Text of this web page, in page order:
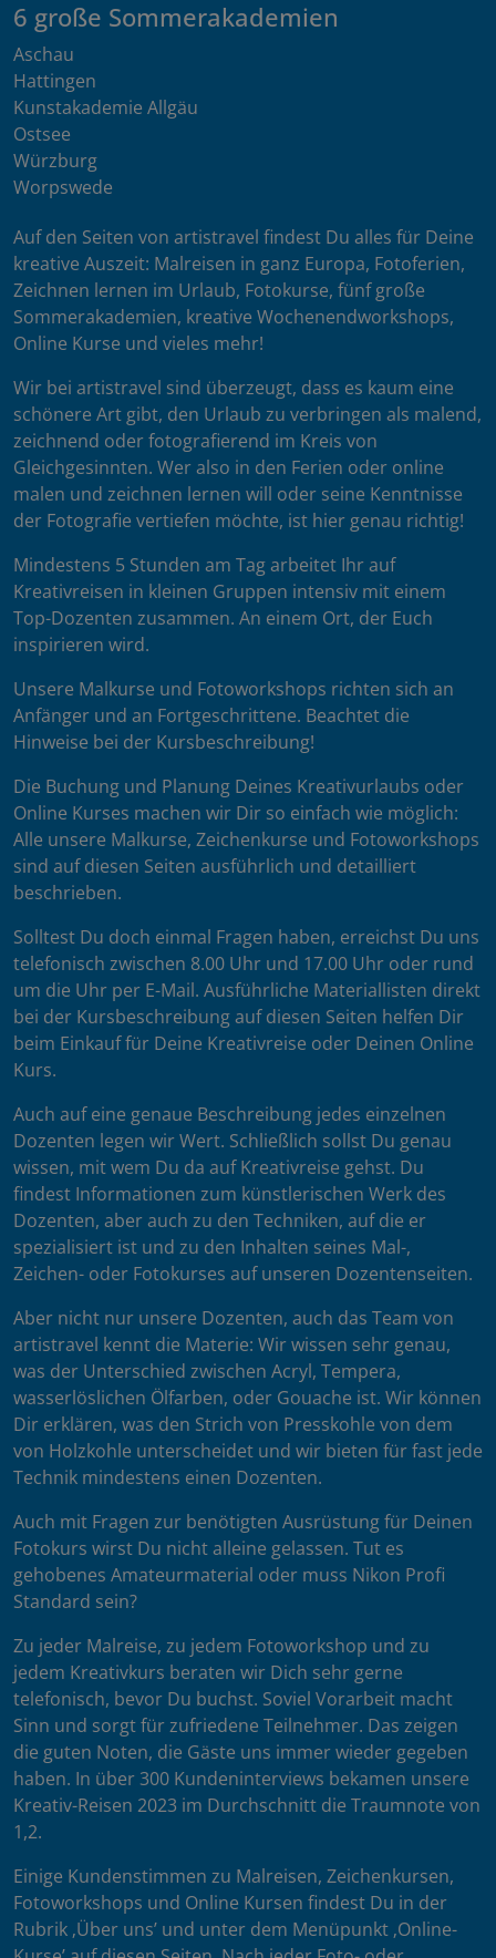
6 große Sommerakademien
Aschau
Hattingen
Kunstakademie Allgäu
Ostsee
Würzburg
Worpswede
Auf den Seiten von artistravel findest Du alles für Deine
kreative Auszeit: Malreisen in ganz Europa, Fotoferien,
Zeichnen lernen im Urlaub, Fotokurse, fünf große
Sommerakademien, kreative Wochenendworkshops,
Online Kurse und vieles mehr!
Wir bei artistravel sind überzeugt, dass es kaum eine
schönere Art gibt, den Urlaub zu verbringen als malend,
zeichnend oder fotografierend im Kreis von
Gleichgesinnten. Wer also in den Ferien oder online
malen und zeichnen lernen will oder seine Kenntnisse
der Fotografie vertiefen möchte, ist hier genau richtig!
Mindestens 5 Stunden am Tag arbeitet Ihr auf
Kreativreisen in kleinen Gruppen intensiv mit einem
Top-Dozenten zusammen. An einem Ort, der Euch
inspirieren wird.
Unsere Malkurse und Fotoworkshops richten sich an
Anfänger und an Fortgeschrittene. Beachtet die
Hinweise bei der Kursbeschreibung!
Die Buchung und Planung Deines Kreativurlaubs oder
Online Kurses machen wir Dir so einfach wie möglich:
Alle unsere Malkurse, Zeichenkurse und Fotoworkshops
sind auf diesen Seiten ausführlich und detailliert
beschrieben.
Solltest Du doch einmal Fragen haben, erreichst Du uns
telefonisch zwischen 8.00 Uhr und 17.00 Uhr oder rund
um die Uhr per E-Mail. Ausführliche Materiallisten direkt
bei der Kursbeschreibung auf diesen Seiten helfen Dir
beim Einkauf für Deine Kreativreise oder Deinen Online
Kurs.
Auch auf eine genaue Beschreibung jedes einzelnen
Dozenten legen wir Wert. Schließlich sollst Du genau
wissen, mit wem Du da auf Kreativreise gehst. Du
findest Informationen zum künstlerischen Werk des
Dozenten, aber auch zu den Techniken, auf die er
spezialisiert ist und zu den Inhalten seines Mal-,
Zeichen- oder Fotokurses auf unseren Dozentenseiten.
Aber nicht nur unsere Dozenten, auch das Team von
artistravel kennt die Materie: Wir wissen sehr genau,
was der Unterschied zwischen Acryl, Tempera,
wasserlöslichen Ölfarben, oder Gouache ist. Wir können
Dir erklären, was den Strich von Presskohle von dem
von Holzkohle unterscheidet und wir bieten für fast jede
Technik mindestens einen Dozenten.
Auch mit Fragen zur benötigten Ausrüstung für Deinen
Fotokurs wirst Du nicht alleine gelassen. Tut es
gehobenes Amateurmaterial oder muss Nikon Profi
Standard sein?
Zu jeder Malreise, zu jedem Fotoworkshop und zu
jedem Kreativkurs beraten wir Dich sehr gerne
telefonisch, bevor Du buchst. Soviel Vorarbeit macht
Sinn und sorgt für zufriedene Teilnehmer. Das zeigen
die guten Noten, die Gäste uns immer wieder gegeben
haben. In über 300 Kundeninterviews bekamen unsere
Kreativ-Reisen 2023 im Durchschnitt die Traumnote von
1,2.
Einige Kundenstimmen zu Malreisen, Zeichenkursen,
Fotoworkshops und Online Kursen findest Du in der
Rubrik ‚Über uns’ und unter dem Menüpunkt ‚Online-